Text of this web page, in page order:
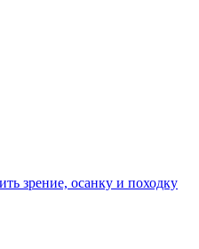
зрение, осанку и походку